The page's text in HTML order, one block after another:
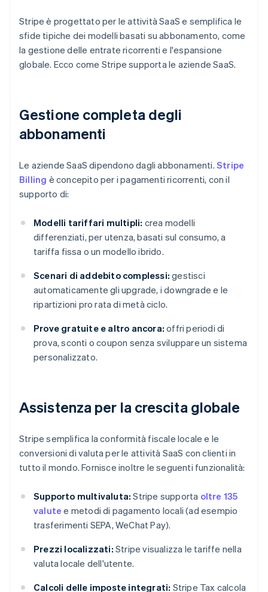
Stripe è progettato per le attività SaaS e semplifica le
sfide tipiche dei modelli basati su abbonamento, come
la gestione delle entrate ricorrenti e l'espansione
globale. Ecco come Stripe supporta le aziende SaaS.
Gestione completa degli
abbonamenti
Le aziende SaaS dipendono dagli abbonamenti. Stripe
Billing è concepito per i pagamenti ricorrenti, con il
supporto di:
Modelli tariffari multipli: crea modelli
differenziati, per utenza, basati sul consumo, a
tariffa fissa o un modello ibrido.
Scenari di addebito complessi: gestisci
automaticamente gli upgrade, i downgrade e le
ripartizioni pro rata di metà ciclo.
Prove gratuite e altro ancora: offri periodi di
prova, sconti o coupon senza sviluppare un sistema
personalizzato.
Assistenza per la crescita globale
Stripe semplifica la conformità fiscale locale e le
conversioni di valuta per le attività SaaS con clienti in
tutto il mondo. Fornisce inoltre le seguenti funzionalità:
Supporto multivaluta: Stripe supporta oltre 135
valute e metodi di pagamento locali (ad esempio
trasferimenti SEPA, WeChat Pay).
Prezzi localizzati: Stripe visualizza le tariffe nella
valuta locale dell'utente.
Calcoli delle imposte integrati: Stripe Tax calcola